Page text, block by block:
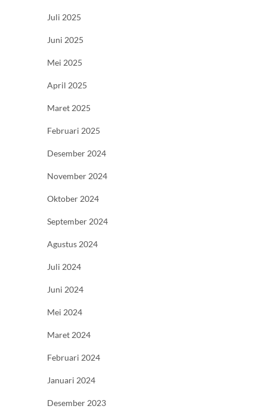
Juli 2025
Juni 2025
Mei 2025
April 2025
Maret 2025
Februari 2025
Desember 2024
November 2024
Oktober 2024
September 2024
Agustus 2024
Juli 2024
Juni 2024
Mei 2024
Maret 2024
Februari 2024
Januari 2024
Desember 2023